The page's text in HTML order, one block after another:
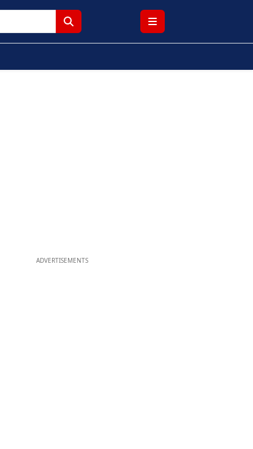
ADVERTISEMENTS